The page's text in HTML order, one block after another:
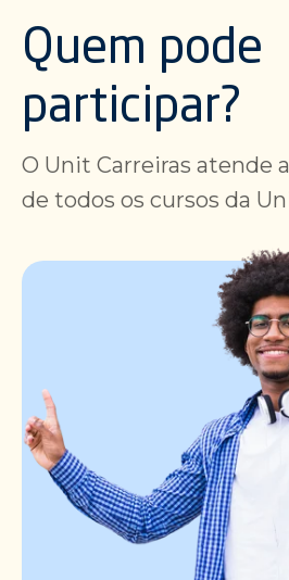
Quem pode
participar?
O Unit Carreiras atende
de todos os cursos da